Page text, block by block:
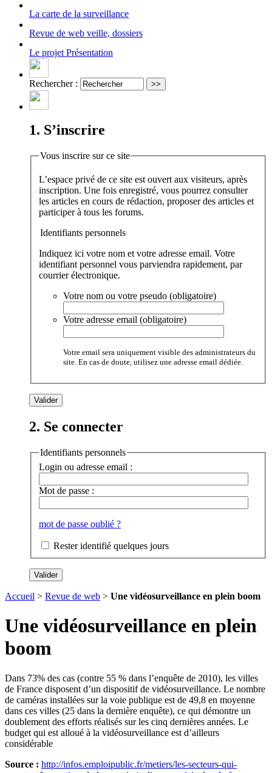
La carte de la surveillance
Revue de web veille, dossiers
Le projet Présentation
Rechercher :
1. S’inscrire
Vous inscrire sur ce site
L’espace privé de ce site est ouvert aux visiteurs, après
inscription. Une fois enregistré, vous pourrez consulter
les articles en cours de rédaction, proposer des articles et
participer à tous les forums.
Identifiants personnels
Indiquez ici votre nom et votre adresse email. Votre
identifiant personnel vous parviendra rapidement, par
courrier électronique.
Votre nom ou votre pseudo (obligatoire)
Votre adresse email (obligatoire)
Votre email sera uniquement visible des administrateurs du
site. En cas de doute, utilisez une adresse email dédiée.
2. Se connecter
Identifiants personnels
Login ou adresse email :
Mot de passe :
mot de passe oublié ?
Rester identifié quelques jours
Accueil > Revue de web > Une vidéosurveillance en plein boom
Une vidéosurveillance en plein
boom
Dans 73% des cas (contre 55 % dans l’enquête de 2010), les villes
de France disposent d’un dispositif de vidéosurveillance. Le nombre
de caméras installées sur la voie publique est de 49,8 en moyenne
dans ces villes (25 dans la dernière enquête), ce qui démontre un
doublement des efforts réalisés sur les cinq dernières années. Le
budget qui est alloué à la vidéosurveillance est d’ailleurs
considérable
Source : http://infos.emploipublic.fr/metiers/les-secteurs-qui-